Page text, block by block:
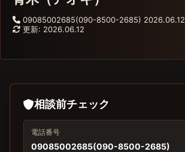
09085002685(090-8500-2685) 2026.06.12
更新: 2026.06.12
相談前チェック
電話番号
09085002685(090-8500-2685)